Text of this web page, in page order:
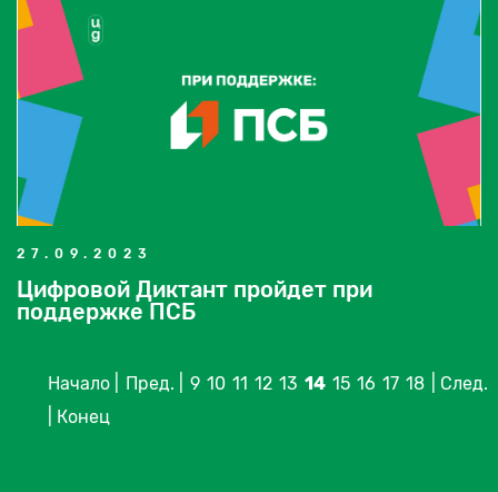
27.09.2023
Цифровой Диктант пройдет при
поддержке ПСБ
Начало | Пред. | 9 10 11 12 13 14 15 16 17 18
| След.
| Конец